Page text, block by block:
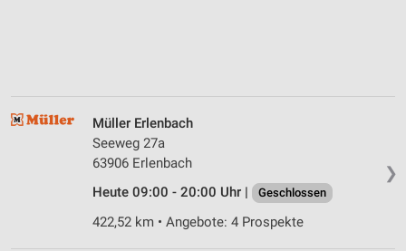
❯
Müller Erlenbach
Seeweg 27a
63906 Erlenbach
Heute 09:00 - 20:00 Uhr |
Geschlossen
422,52 km • Angebote: 4 Prospekte